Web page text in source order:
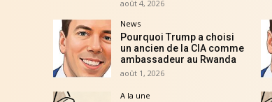
août 4, 2026
News
Pourquoi Trump a choisi
un ancien de la CIA comme
ambassadeur au Rwanda
août 1, 2026
A la une